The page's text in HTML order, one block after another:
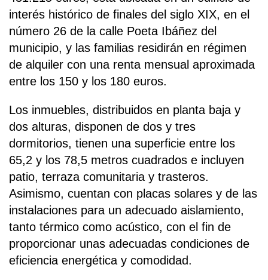
interés histórico de finales del siglo XIX, en el
número 26 de la calle Poeta Ibáñez del
municipio, y las familias residirán en régimen
de alquiler con una renta mensual aproximada
entre los 150 y los 180 euros.
Los inmuebles, distribuidos en planta baja y
dos alturas, disponen de dos y tres
dormitorios, tienen una superficie entre los
65,2 y los 78,5 metros cuadrados e incluyen
patio, terraza comunitaria y trasteros.
Asimismo, cuentan con placas solares y de las
instalaciones para un adecuado aislamiento,
tanto térmico como acústico, con el fin de
proporcionar unas adecuadas condiciones de
eficiencia energética y comodidad.